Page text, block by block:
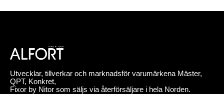
Utvecklar, tillverkar och marknadsför varumärkena Mäster,
QPT, Konkret,
Fixor by Nitor som säljs via återförsäljare i hela Norden.